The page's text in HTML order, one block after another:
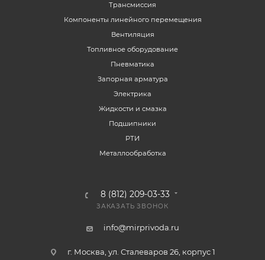
Трансмиссия
Компоненты линейного перемещения
Вентиляция
Топливное оборудование
Пневматика
Запорная арматура
Электрика
Жидкости и смазка
Подшипники
РТИ
Металлообработка
8 (812) 209-03-33
ЗАКАЗАТЬ ЗВОНОК
info@mirprivoda.ru
г. Москва, ул. Сталеваров 26, корпус 1